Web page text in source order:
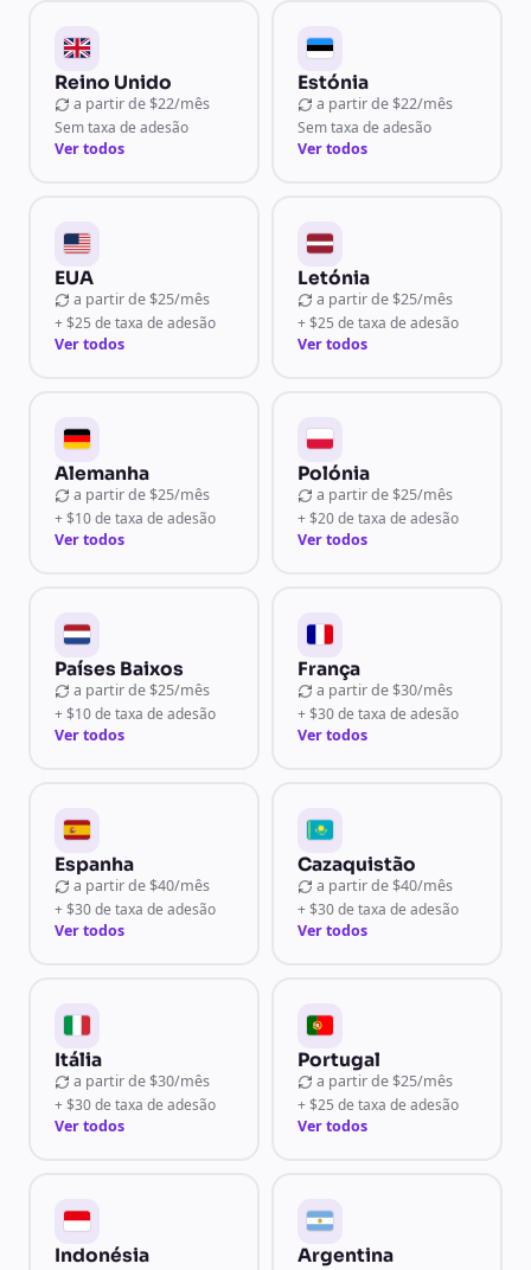
Reino Unido
a partir de $22/mês
Sem taxa de adesão
Ver todos
Estónia
a partir de $22/mês
Sem taxa de adesão
Ver todos
EUA
a partir de $25/mês
+ $25 de taxa de adesão
Ver todos
Letónia
a partir de $25/mês
+ $25 de taxa de adesão
Ver todos
Alemanha
a partir de $25/mês
+ $10 de taxa de adesão
Ver todos
Polónia
a partir de $25/mês
+ $20 de taxa de adesão
Ver todos
Países Baixos
a partir de $25/mês
+ $10 de taxa de adesão
Ver todos
França
a partir de $30/mês
+ $30 de taxa de adesão
Ver todos
Espanha
a partir de $40/mês
+ $30 de taxa de adesão
Ver todos
Cazaquistão
a partir de $40/mês
+ $30 de taxa de adesão
Ver todos
Itália
a partir de $30/mês
+ $30 de taxa de adesão
Ver todos
Portugal
a partir de $25/mês
+ $25 de taxa de adesão
Ver todos
Indonésia Argentina